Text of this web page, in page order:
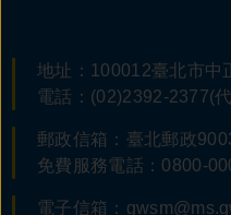
地址：100012臺北市中
電話：(02)2392-2377(
郵政信箱：臺北郵政
免費服務電話：0800-
電子信箱：